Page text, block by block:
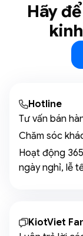
Hãy
Hotline
Tư vấn bán
Chăm sóc
Hoạt động
ngày nghỉ, lễ
KiotViet